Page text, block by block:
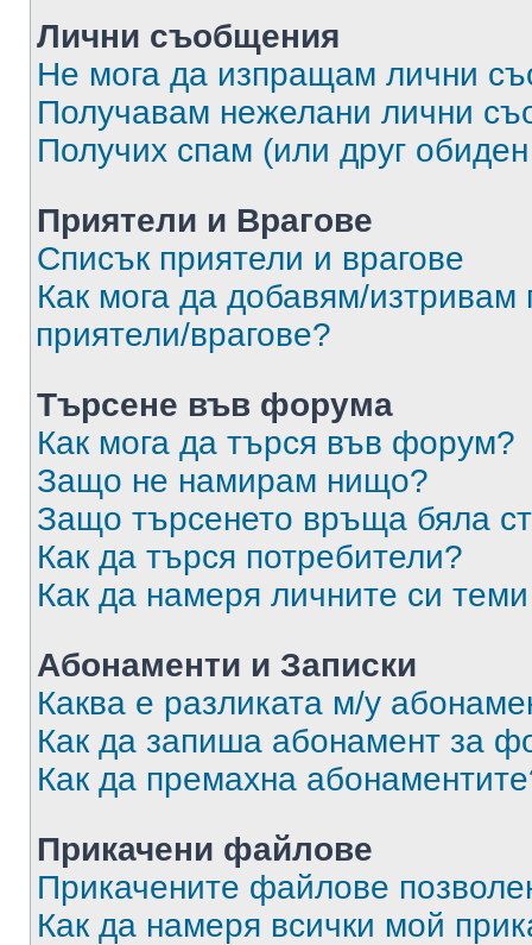
Лични съобщения
Не мога да изпращам лични
Получавам нежелани лични
Получих спам (или друг
Приятели и Врагове
Списък приятели и врагове
Как мога да добавям/изтривам
приятели/врагове?
Търсене във форума
Как мога да търся във форум?
Защо не намирам нищо?
Защо търсенето връща бяла
Как да търся потребители?
Как да намеря личните си
Абонаменти и Записки
Каква е разликата м/у
Как да запиша абонамент за
Как да премахна
Прикачени файлове
Прикачените файлове
Как да намеря всички мой